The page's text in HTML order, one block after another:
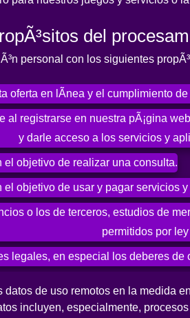
del
personal con los siguientes
oferta en lÃ­nea y el cumplimiento
al registrarse en nuestra pÃ¡gina
y darle acceso a los servicios y
el objetivo de realizar una consulta.
el objetivo de usar y pagar servicios
o los de terceros, estudios de
permitidos por
legales, en especial los deberes de
de uso remotos en la medida
incluyen, especialmente,